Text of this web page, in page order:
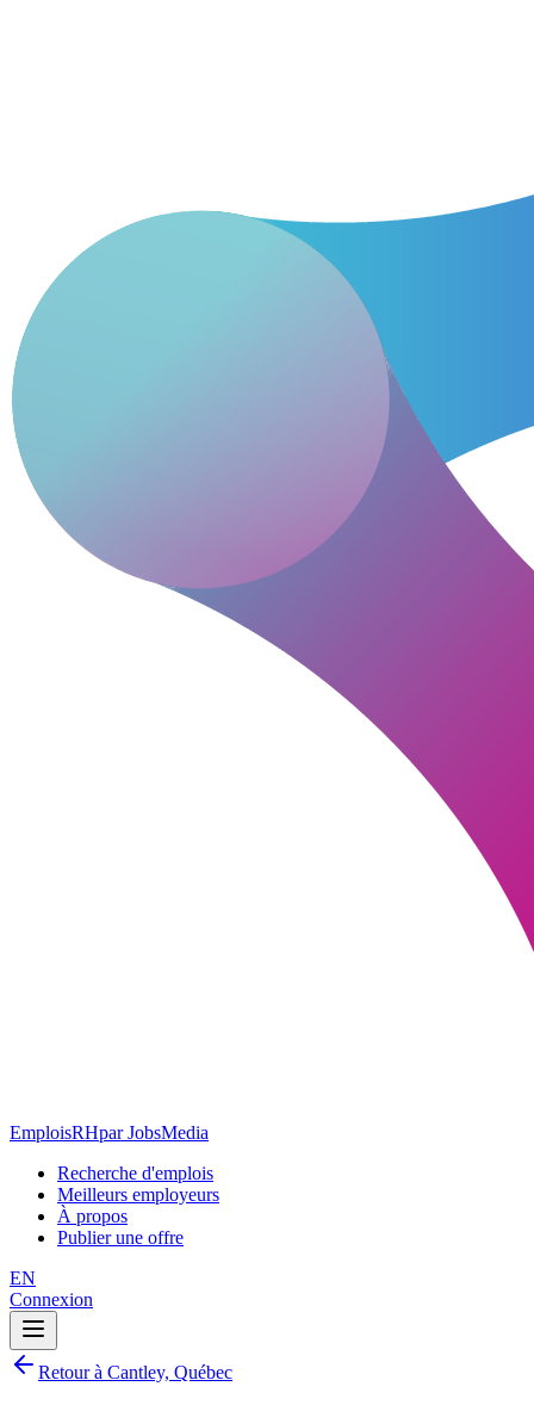
EmploisRHpar JobsMedia
Recherche d'emplois
Meilleurs employeurs
À propos
Publier une offre
EN
Connexion
Retour à Cantley, Québec